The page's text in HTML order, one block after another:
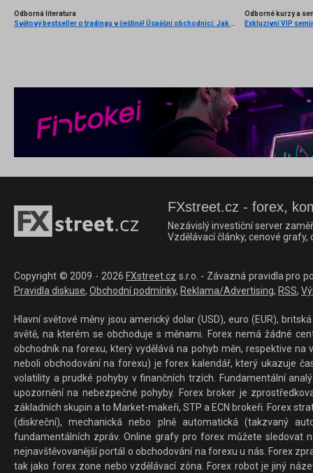
Odborná literatura
Světový bestseller o tradingu v češtině! Úspěšní obchodníci: Jak běžní lidé porážejí Wall Street v jeho vlastní hře
Odborné kurzy a
Exkluzivní VIP
FXstreet.cz - forex,
Nezávislý investiční server
Vzdělávací články, cenové
Copyright © 2009 - 2026 FXstreet.cz s.r.o. - Závazná pravidla pro
Pravidla diskuse, Obchodní podmínky, Reklama/Advertising, RSS,
Hlavní světové měny jsou americký dolar (USD), euro (EUR),
světě, na kterém se obchoduje s měnami. Forex nemá žádné
obchodník na forexu, který vydělává na pohyb měn, respektive
neboli obchodování na forexu) je forex kalendář, který ukazuje
volatility a prudké pohyby v finančních trzích. Fundamentální
upozornění na nebezpečné pohyby. Forex broker je
základních skupin a to Market-makeři, STP a ECN brokeři. Forex
(diskreční), mechanická nebo plně automatická (takzvaný
fundamentálních zpráv. Online grafy pro forex můžete sledovat
nejnavštěvovanější portál o obchodování na forexu u nás. Forex
tak jako forex zone nebo vzdělávací zóna. Forex robot je jiný